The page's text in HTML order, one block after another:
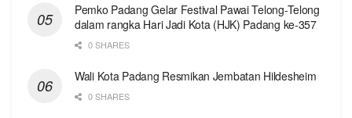
Pemko Padang Gelar Festival Pawai Telong-Telong
dalam rangka Hari Jadi Kota (HJK) Padang ke-357
0 SHARES
Wali Kota Padang Resmikan Jembatan Hildesheim
0 SHARES